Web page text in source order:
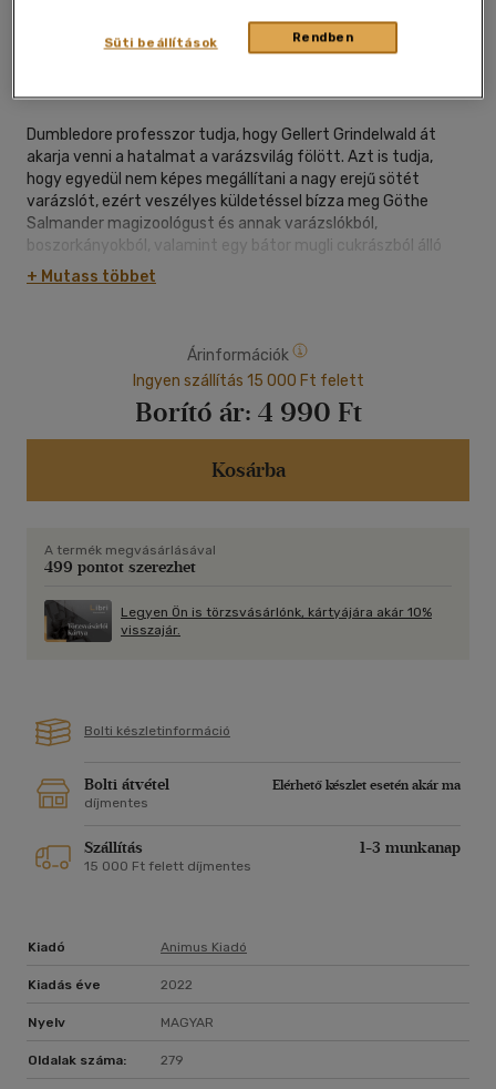
(8 vélemény)
Dumbledore professzor tudja, hogy Gellert Grindelwald át
akarja venni a hatalmat a varázsvilág fölött. Azt is tudja,
hogy egyedül nem képes megállítani a nagy erejű sötét
varázslót, ezért veszélyes küldetéssel bízza meg Göthe
Salmander magizoológust és annak varázslókból,
boszorkányokból, valamint egy bátor mugli cukrászból álló
rettenthetetlen csapatát. A különítménynek számos
kalandban lesz része, régi és új varázslényekkel találkoznak,
Dumbledore a háttérben?
Drámai párviadalok, elbűvölő legendás lények és mágia
minden mennyiségben! A Legendás állatok: Dumbledore titkai
újabb nagyszabású varázskaland a javából.
helyszín- és grafikai tervek, valamint színészek és stábtagok
gondolatai teszik teljessé az élményt.
+ Mutass többet
Árinformációk
Ingyen szállítás 15 000 Ft felett
Borító ár: 4 990 Ft
Kosárba
A termék megvásárlásával
499 pontot szerezhet
Legyen Ön is törzsvásárlónk, kártyájára akár 10%
visszajár.
Bolti készletinformáció
Bolti átvétel
Elérhető készlet esetén akár ma
díjmentes
Szállítás 1-3 munkanap
15 000 Ft felett díjmentes
Kiadó Animus Kiadó
Kiadás éve 2022
Nyelv MAGYAR
Oldalak száma: 279
Rendben
Süti beállítások